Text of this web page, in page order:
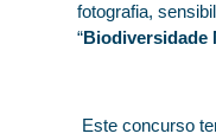
fotografia,
“Biodiversidade
Este concurso